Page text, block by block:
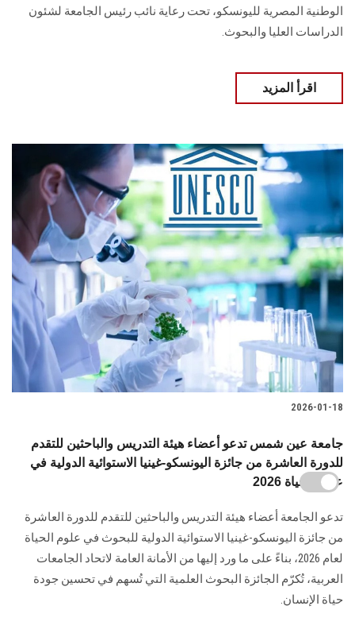
الوطنية المصرية لليونسكو، تحت رعاية نائب رئيس الجامعة لشئون
الدراسات العليا والبحوث.
اقرأ المزيد
2026-01-18
جامعة عين شمس تدعو أعضاء هيئة التدريس والباحثين للتقدم
للدورة العاشرة من جائزة اليونسكو-غينيا الاستوائية الدولية في
علوم الحياة 2026
تدعو الجامعة أعضاء هيئة التدريس والباحثين للتقدم للدورة العاشرة
من جائزة اليونسكو-غينيا الاستوائية الدولية للبحوث في علوم الحياة
لعام 2026، بناءً على ما ورد إليها من الأمانة العامة لاتحاد الجامعات
العربية، تُكرّم الجائزة البحوث العلمية التي تُسهم في تحسين جودة
حياة الإنسان.